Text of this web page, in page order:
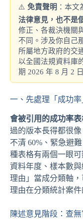
⚠️ 免責聲明 ：本文
法律意見，也不是
修正、各裁決機關
不同。涉及你自己
所屬地方政府的交
以全國法規資料庫
期 2026 年 8 月 2
一、先處理「成功
會被引用的成功率
過的版本長得都很
不清 60%、緊急避
種表格有兩個一眼
資料年度、樣本數
理由」當成分類軸
理由在分類統計案件
陳述意見階段：查